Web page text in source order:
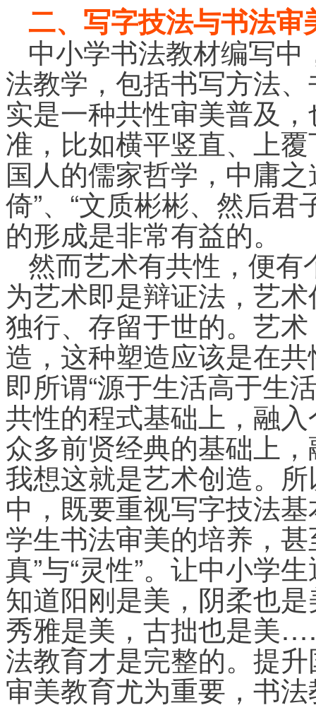
二、写字技法与书法审
中小学书法教材编写
法教学，包括书写方法
实是一种共性审美普及
准，比如横平竖直、上
国人的儒家哲学，中庸
倚”、“文质彬彬、然后
的形成是非常有益的。
然而艺术有共性，便
为艺术即是辩证法，艺
独行、存留于世的。艺
造，这种塑造应该是在
即所谓“源于生活高于生
共性的程式基础上，融
众多前贤经典的基础上
我想这就是艺术创造。
中，既要重视写字技法
学生书法审美的培养，
真”与“灵性”。让中小学
知道阳刚是美，阴柔也
秀雅是美，古拙也是美
法教育才是完整的。提
审美教育尤为重要，书